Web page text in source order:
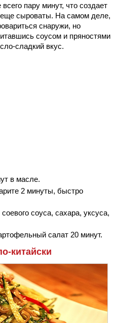
пару минут, что создает
еще сыроваты. На самом деле,
снаружи, но
соусом и пряностями
сладкий вкус.
в масле.
2 минуты, быстро
соуса, сахара, уксуса,
салат 20 минут.
китайски